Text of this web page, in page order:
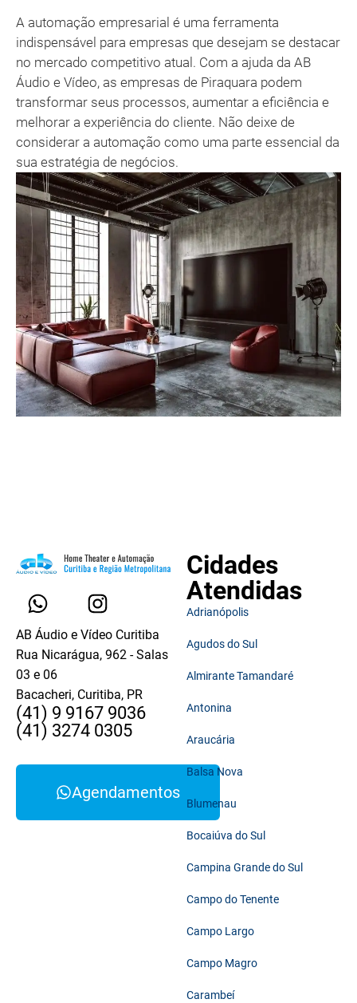
A automação empresarial é uma ferramenta
indispensável para empresas que desejam se destacar
no mercado competitivo atual. Com a ajuda da AB
Áudio e Vídeo, as empresas de Piraquara podem
transformar seus processos, aumentar a eficiência e
melhorar a experiência do cliente. Não deixe de
considerar a automação como uma parte essencial da
sua estratégia de negócios.
AB Áudio e Vídeo Curitiba
Rua Nicarágua, 962 - Salas
03 e 06
Bacacheri, Curitiba, PR
(41) 9 9167 9036
(41) 3274 0305
Agendamentos
Cidades
Atendidas
Adrianópolis
Agudos do Sul
Almirante Tamandaré
Antonina
Araucária
Balsa Nova
Blumenau
Bocaiúva do Sul
Campina Grande do Sul
Campo do Tenente
Campo Largo
Campo Magro
Carambeí